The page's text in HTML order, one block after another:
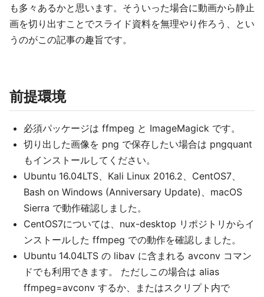
も多々あるかと思います。そういった場合に動画から静止
画を切り出すことでスライド資料を無理やり作ろう、とい
うのがこの記事の趣旨です。
前提環境
必須パッケージは ffmpeg と ImageMagick です。
切り出した画像を png で保存したい場合は pngquant
もインストールしてください。
Ubuntu 16.04LTS、Kali Linux 2016.2、CentOS7、
Bash on Windows (Anniversary Update)、macOS
Sierra で動作確認しました。
CentOS7については、nux-desktop リポジトリからイ
ンストールした ffmpeg での動作を確認しました。
Ubuntu 14.04LTS の libav に含まれる avconv コマン
ドでも利用できます。 ただしこの場合は alias
ffmpeg=avconv するか、またはスクリプト内で